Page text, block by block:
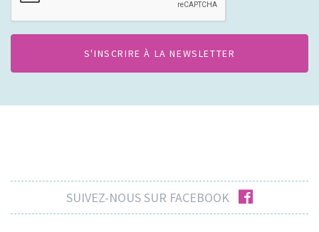
SUIVEZ-NOUS SUR FACEBOOK facebook